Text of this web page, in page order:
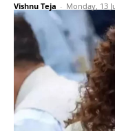
Vishnu Teja - Monday, 13